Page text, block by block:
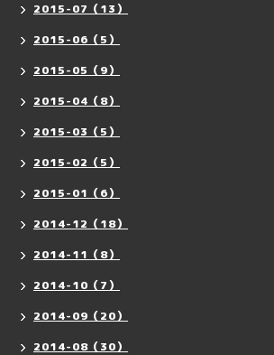
2015-07（13）
2015-06（5）
2015-05（9）
2015-04（8）
2015-03（5）
2015-02（5）
2015-01（6）
2014-12（18）
2014-11（8）
2014-10（7）
2014-09（20）
2014-08（30）